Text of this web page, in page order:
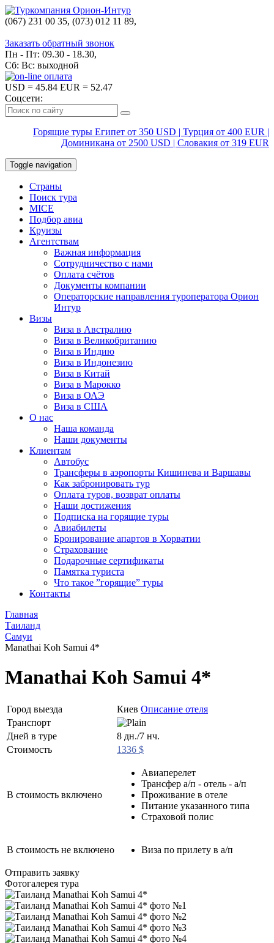
(067) 231 00 35, (073) 012 11 89,
Заказать обратный звонок
Пн - Пт: 09.30 - 18.30,
Сб: Вс: выходной
USD = 45.84 EUR = 52.47
Соцсети:
Горящие туры Египет от 350 USD | Турция от 400 EUR |
Доминикана от 2500 USD | Словакия от 319 EUR
Toggle navigation
Страны
Поиск тура
MICE
Подбор авиа
Круизы
Агентствам
Важная информация
Сотрудничество с нами
Оплата счётов
Документы компании
Операторские направления туроператора Орион
Интур
Визы
Виза в Австралию
Виза в Великобританию
Виза в Индию
Виза в Индонезию
Виза в Китай
Виза в Марокко
Виза в ОАЭ
Виза в США
О нас
Наша команда
Наши документы
Клиентам
Автобус
Трансферы в аэропорты Кишинева и Варшавы
Как забронировать тур
Оплата туров, возврат оплаты
Наши достижения
Подписка на горящие туры
Авиабилеты
Бронирование апартов в Хорватии
Страхование
Подарочные сертификаты
Памятка туриста
Что такое ”горящие” туры
Контакты
Главная
Таиланд
Самуи
Manathai Koh Samui 4*
Manathai Koh Samui 4*
Город выезда Киев Описание отеля
Транспорт
Дней в туре
8 дн./7 нч.
Стоимость
1336 $
В стоимость включено
Авиаперелет
Трансфер а/п - отель - а/п
Проживание в отеле
Питание указанного типа
Страховой полис
В стоимость не включено Виза по прилету в а/п
Отправить заявку
Фотогалерея тура